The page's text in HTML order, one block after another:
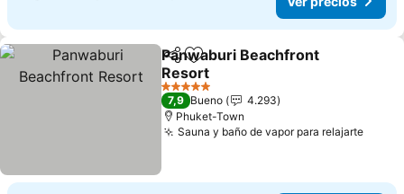
CompartirAgregar a favoritos
Panwaburi Beachfront
Resort
Ver precios
5 Estrellas
7,9 Bueno
4.293
Phuket-Town
Sauna y baño de vapor para relajarteVer